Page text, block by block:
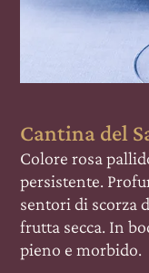
Cantina del
Colore rosa
persistente.
sentori di scorza
frutta secca. In
pieno e morbido.